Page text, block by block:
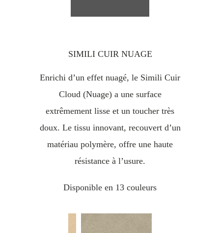
SIMILI CUIR NUAGE
Enrichi d’un effet nuagé, le Simili Cuir
Cloud (Nuage) a une surface
extrêmement lisse et un toucher très
doux. Le tissu innovant, recouvert d’un
matériau polymère, offre une haute
résistance à l’usure.
Disponible en 13 couleurs